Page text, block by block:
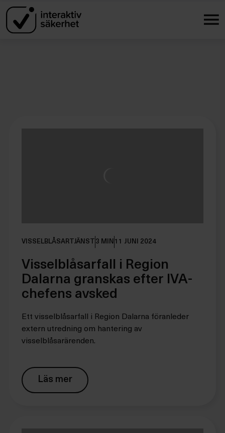
VISSELBLÅSARTJÄNST 3 MIN 11 JUNI 2024
Visselblåsarfall i Region
Dalarna granskas efter IVA-
chefens avsked
Ett visselblåsarfall i Region Dalarna föranleder
extern utredning om hantering av
visselblåsarärenden.
Läs mer